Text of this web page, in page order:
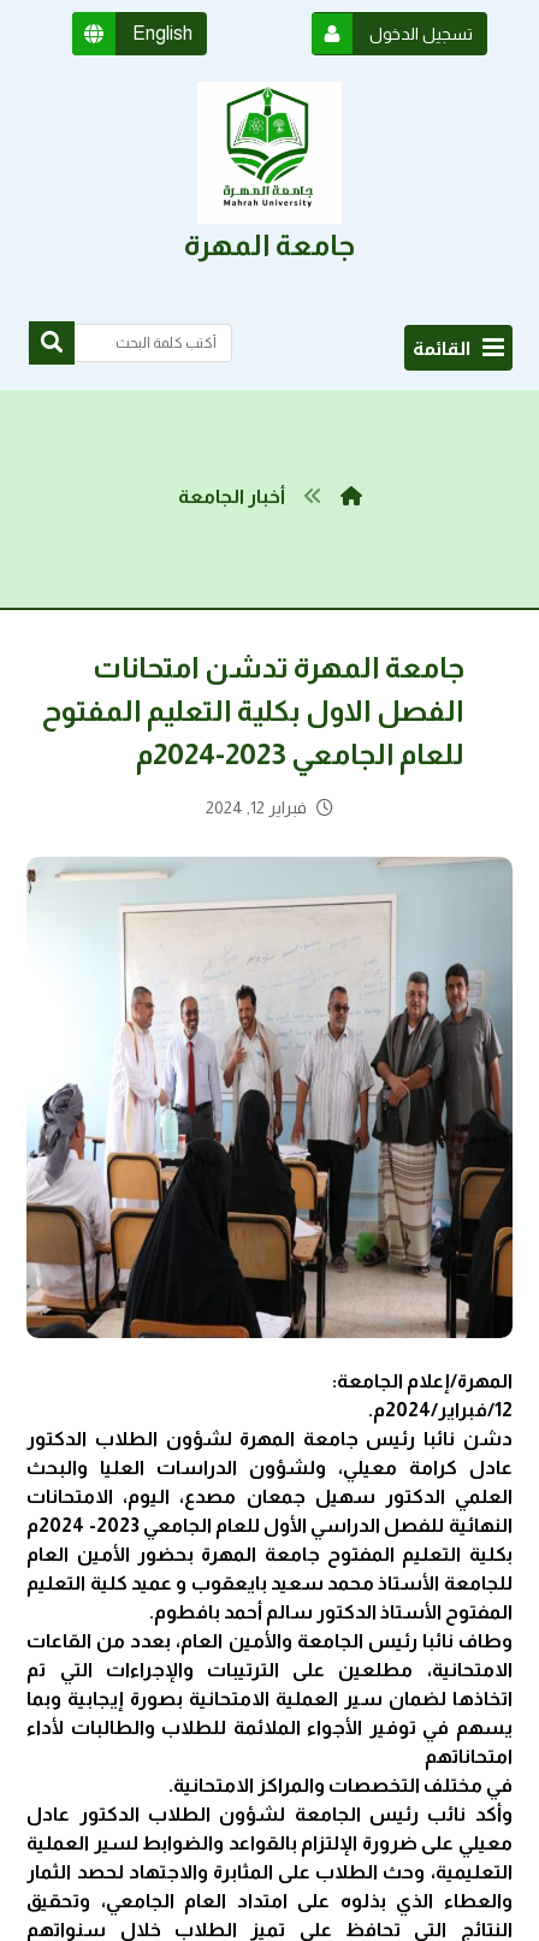
English تسجيل الدخول
جامعة المهرة
القائمة
أخبار الجامعة
جامعة المهرة تدشن امتحانات
الفصل الاول بكلية التعليم المفتوح
للعام الجامعي 2023-2024م
فبراير 12, 2024
المهرة/إعلام الجامعة:
12/فبراير/2024م.
دشن نائبا رئيس جامعة المهرة لشؤون الطلاب الدكتور
عادل كرامة معيلي، ولشؤون الدراسات العليا والبحث
العلمي الدكتور سهيل جمعان مصدع، اليوم، الامتحانات
النهائية للفصل الدراسي الأول للعام الجامعي 2023- 2024م
بكلية التعليم المفتوح جامعة المهرة بحضور الأمين العام
للجامعة الأستاذ محمد سعيد بايعقوب و عميد كلية التعليم
المفتوح الأستاذ الدكتور سالم أحمد بافطوم.
وطاف نائبا رئيس الجامعة والأمين العام، بعدد من القاعات
الامتحانية، مطلعين على الترتيبات والإجراءات التي تم
اتخاذها لضمان سير العملية الامتحانية بصورة إيجابية وبما
يسهم في توفير الأجواء الملائمة للطلاب والطالبات لأداء
امتحاناتهم
في مختلف التخصصات والمراكز الامتحانية.
وأكد نائب رئيس الجامعة لشؤون الطلاب الدكتور عادل
معيلي على ضرورة الإلتزام بالقواعد والضوابط لسير العملية
التعليمية، وحث الطلاب على المثابرة والاجتهاد لحصد الثمار
والعطاء الذي بذلوه على امتداد العام الجامعي، وتحقيق
النتائج التي تحافظ على تميز الطلاب خلال سنواتهم